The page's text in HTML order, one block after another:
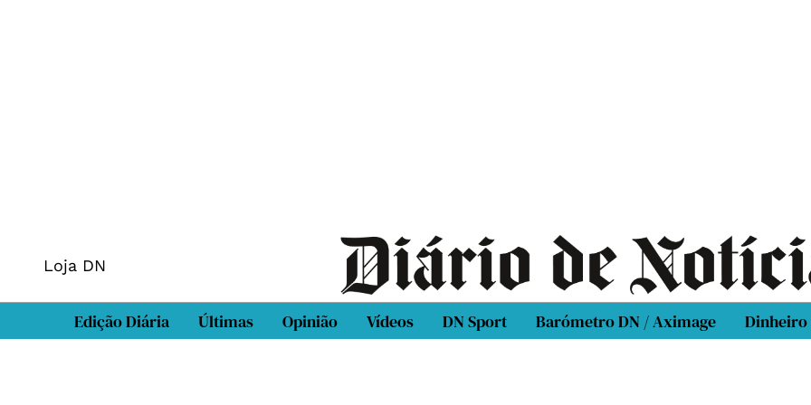
Loja DN
Edição Diária Últimas Opinião Vídeos DN Sport Barómetro DN / Aximage Dinheiro